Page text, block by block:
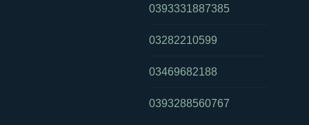
0393331887385
03282210599
03469682188
0393288560767